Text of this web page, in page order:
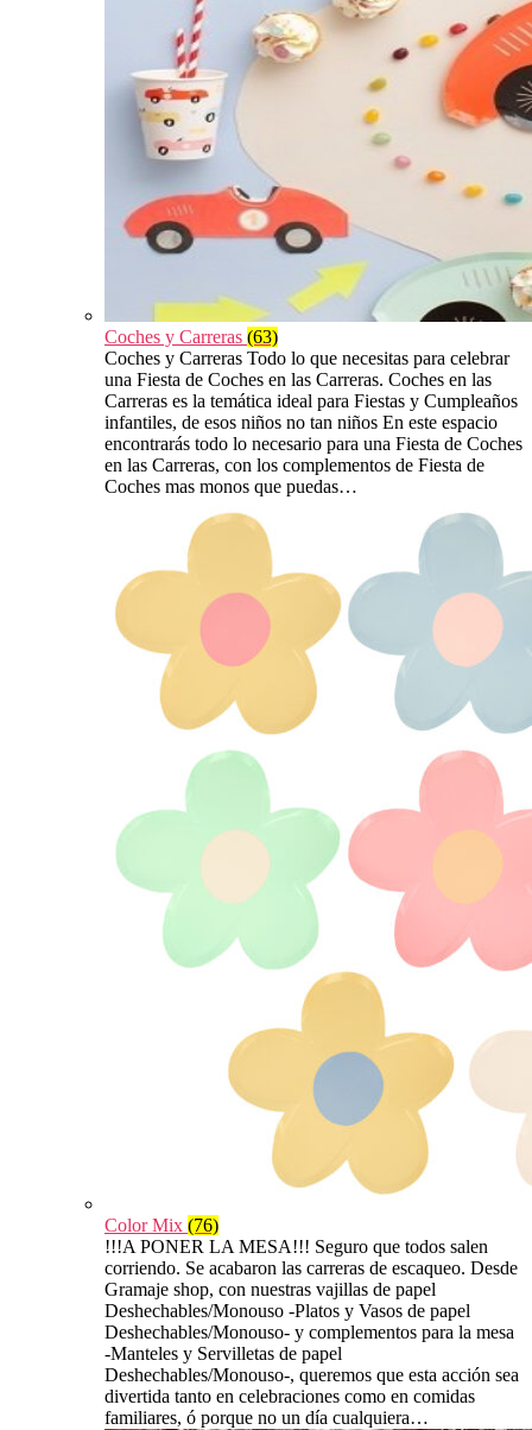
Coches y Carreras (63)
Coches y Carreras Todo lo que necesitas para celebrar
una Fiesta de Coches en las Carreras. Coches en las
Carreras es la temática ideal para Fiestas y Cumpleaños
infantiles, de esos niños no tan niños En este espacio
encontrarás todo lo necesario para una Fiesta de Coches
en las Carreras, con los complementos de Fiesta de
Coches mas monos que puedas…
Color Mix (76)
!!!A PONER LA MESA!!! Seguro que todos salen
corriendo. Se acabaron las carreras de escaqueo. Desde
Gramaje shop, con nuestras vajillas de papel
Deshechables/Monouso -Platos y Vasos de papel
Deshechables/Monouso- y complementos para la mesa
-Manteles y Servilletas de papel
Deshechables/Monouso-, queremos que esta acción sea
divertida tanto en celebraciones como en comidas
familiares, ó porque no un día cualquiera…